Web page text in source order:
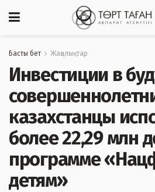
Басты бет Жаңалықтар
Инвестиции в
казахстанцы
более 22,29 млн
программе
детям»